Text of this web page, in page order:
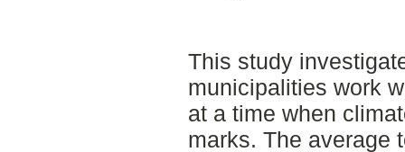
This study
municipalities work
at a time when
marks. The average